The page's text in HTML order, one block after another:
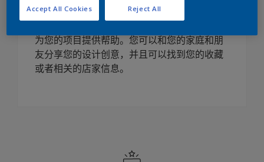
在这里您可以找到所有想要的内容，包括：产
为您的项目提供帮助。您可以和您的家庭和朋
友分享您的设计创意，并且可以找到您的收藏
或者相关的店家信息。
Reject All
Accept All Cookies